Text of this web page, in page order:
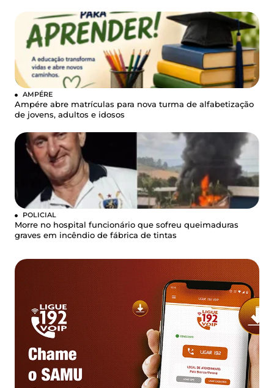
AMPÉRE
Ampére abre matrículas para nova turma de alfabetização
de jovens, adultos e idosos
POLICIAL
Morre no hospital funcionário que sofreu queimaduras
graves em incêndio de fábrica de tintas